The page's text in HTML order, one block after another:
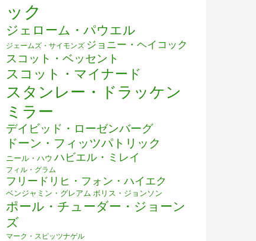
ック
ジェローム・パウエル
ジェームズ・サイモンズ ジョニー・ヘイコック
スコット・ベッセント
スコット・マイナード
スタンレー・ドラッケン
ミラー
デイビッド・ローゼンバーグ
ドーン・フィッツパトリック
ニール・ハウ ハビエル・ミレイ
フィル・グラム
フリードリヒ・フォン・ハイエク
ベンジャミン・グレアム ボリス・ジョンソン
ポール・チューダー・ジョーン
ズ
マーク・スピッツナゲル